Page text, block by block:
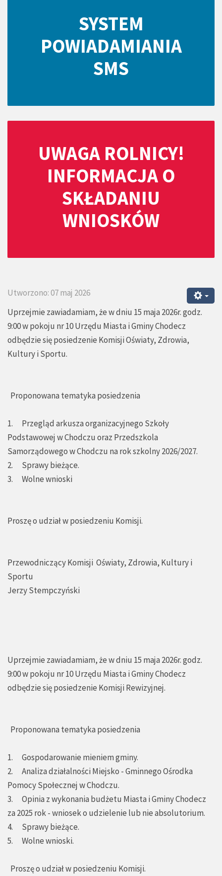
SYSTEM
POWIADAMIANIA
SMS
UWAGA ROLNICY!
INFORMACJA O
SKŁADANIU
WNIOSKÓW
Utworzono: 07 maj 2026
Uprzejmie zawiadamiam, że w dniu 15 maja 2026r. godz.
9:00 w pokoju nr 10 Urzędu Miasta i Gminy Chodecz
odbędzie się posiedzenie Komisji Oświaty, Zdrowia,
Kultury i Sportu.
Proponowana tematyka posiedzenia
1. Przegląd arkusza organizacyjnego Szkoły
Podstawowej w Chodczu oraz Przedszkola
Samorządowego w Chodczu na rok szkolny 2026/2027.
2. Sprawy bieżące.
3. Wolne wnioski
Proszę o udział w posiedzeniu Komisji.
Przewodniczący Komisji Oświaty, Zdrowia, Kultury i
Sportu
Jerzy Stempczyński
Uprzejmie zawiadamiam, że w dniu 15 maja 2026r. godz.
9:00 w pokoju nr 10 Urzędu Miasta i Gminy Chodecz
odbędzie się posiedzenie Komisji Rewizyjnej.
Proponowana tematyka posiedzenia
1. Gospodarowanie mieniem gminy.
2. Analiza działalności Miejsko - Gminnego Ośrodka
Pomocy Społecznej w Chodczu.
3. Opinia z wykonania budżetu Miasta i Gminy Chodecz
za 2025 rok - wniosek o udzielenie lub nie absolutorium.
4. Sprawy bieżące.
5. Wolne wnioski.
Proszę o udział w posiedzeniu Komisji.